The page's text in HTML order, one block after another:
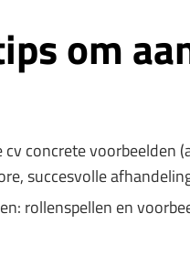
om
concrete voorbeelden
succesvolle
rollenspellen en